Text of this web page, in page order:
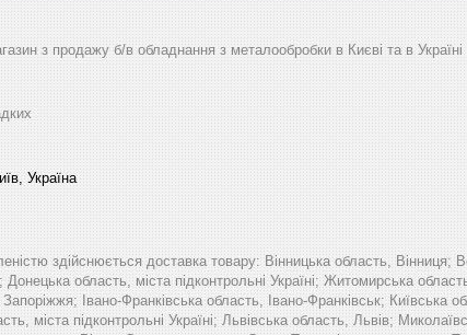
з продажу б/в обладнання з металообробки в Києві та в Україні
Україна
здійснюється доставка товару: Вінницька область,
Донецька область, міста підконтрольні Україні; Житомирська
Запоріжжя; Івано-Франківська область, Івано-Франківськ;
міста підконтрольні Україні; Львівська область, Львів;